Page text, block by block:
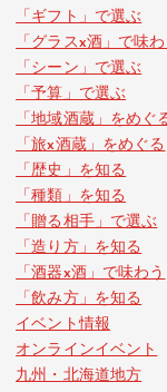
「ギフト」で選ぶ
「グラスx酒」で味わ
「シーン」で選ぶ
「予算」で選ぶ
「地域酒蔵」をめぐ
「旅x酒蔵」をめぐる
「歴史」を知る
「種類」を知る
「贈る相手」で選ぶ
「造り方」を知る
「酒器x酒」で味わう
「飲み方」を知る
イベント情報
オンラインイベント
九州・北海道地方